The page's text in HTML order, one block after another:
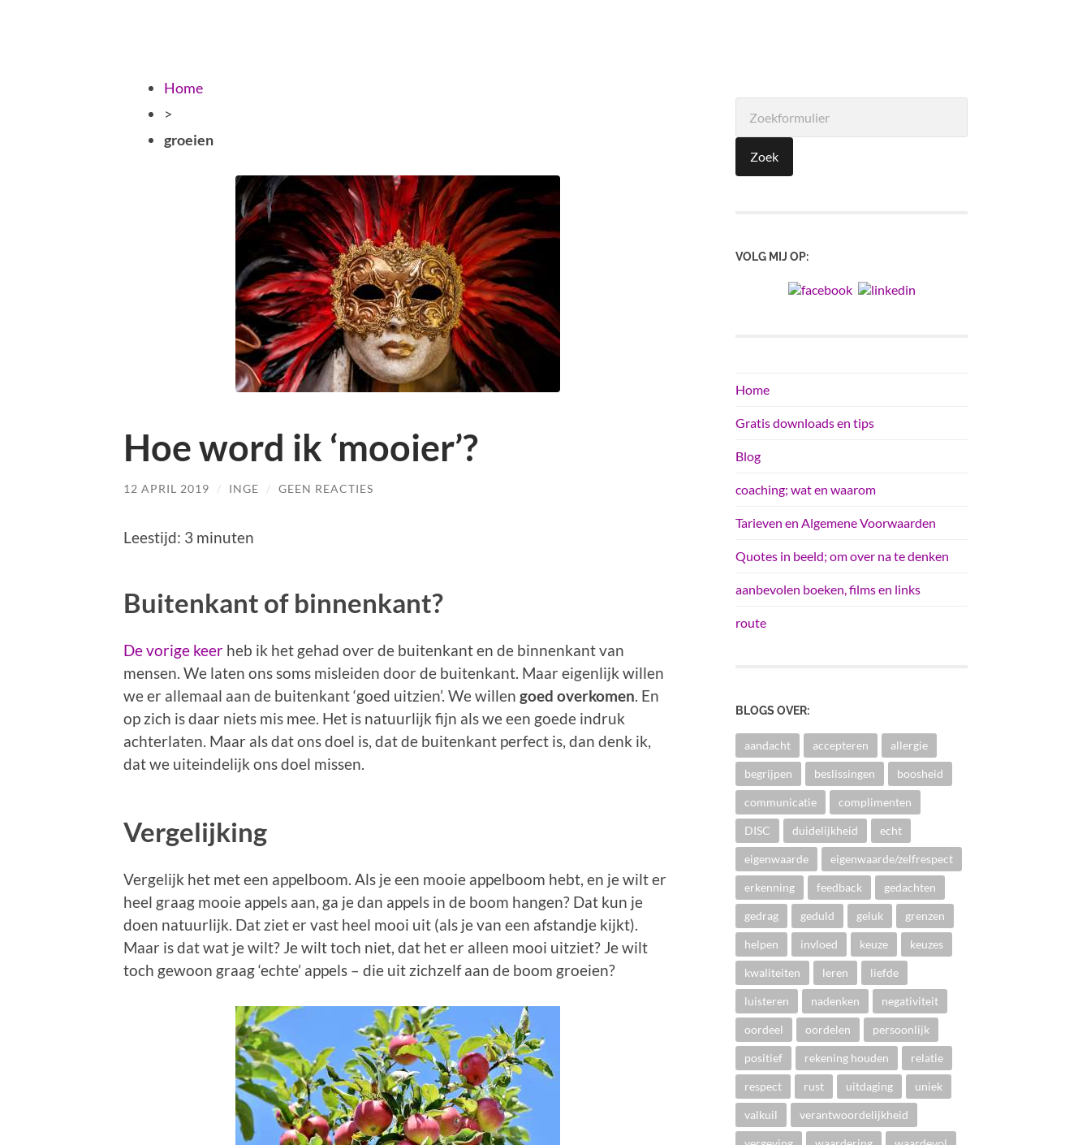
Home
>
groeien
Hoe word ik ‘mooier’?
12 APRIL 2019 / INGE / GEEN REACTIES
Leestijd: 3 minuten
Buitenkant of binnenkant?
De vorige keer heb ik het gehad over de buitenkant en de binnenkant van
mensen. We laten ons soms misleiden door de buitenkant. Maar eigenlijk willen
we er allemaal aan de buitenkant ‘goed uitzien’. We willen goed overkomen. En
op zich is daar niets mis mee. Het is natuurlijk fijn als we een goede indruk
achterlaten. Maar als dat ons doel is, dat de buitenkant perfect is, dan denk ik,
dat we uiteindelijk ons doel missen.
Vergelijking
Vergelijk het met een appelboom. Als je een mooie appelboom hebt, en je wilt er
heel graag mooie appels aan, ga je dan appels in de boom hangen? Dat kun je
doen natuurlijk. Dat ziet er vast heel mooi uit (als je van een afstandje kijkt).
Maar is dat wat je wilt? Je wilt toch niet, dat het er alleen mooi uitziet? Je wilt
toch gewoon graag ‘echte’ appels – die uit zichzelf aan de boom groeien?
VOLG MIJ OP:
Home
Gratis downloads en tips
Blog
coaching; wat en waarom
Tarieven en Algemene Voorwaarden
Quotes in beeld; om over na te denken
aanbevolen boeken, films en links
route
BLOGS OVER:
aandacht accepteren allergie
begrijpen beslissingen boosheid
communicatie complimenten
DISC duidelijkheid echt
eigenwaarde eigenwaarde/zelfrespect
erkenning feedback gedachten
gedrag geduld geluk grenzen
helpen invloed keuze keuzes
kwaliteiten leren liefde
luisteren nadenken negativiteit
oordeel oordelen persoonlijk
positief rekening houden relatie
respect rust uitdaging uniek
valkuil verantwoordelijkheid